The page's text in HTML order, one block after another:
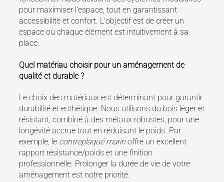
pour maximiser l'espace, tout en garantissant
accessibilité et confort. L'objectif est de créer un
espace où chaque élément est intuitivement à sa
place.
Quel matériau choisir pour un aménagement de
qualité et durable ?
Le choix des matériaux est déterminant pour garantir
durabilité et esthétique. Nous utilisons du bois léger et
résistant, combiné à des métaux robustes, pour une
longévité accrue tout en réduisant le poids. Par
exemple, le contreplaqué marin offre un excellent
rapport résistance/poids et une finition
professionnelle. Prolonger la durée de vie de votre
aménagement est notre priorité.